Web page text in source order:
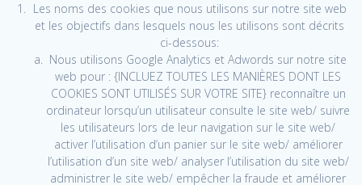
Les noms des cookies que nous utilisons sur notre site web
et les objectifs dans lesquels nous les utilisons sont décrits
ci-dessous:
Nous utilisons Google Analytics et Adwords sur notre site
web pour : {INCLUEZ TOUTES LES MANIÈRES DONT LES
COOKIES SONT UTILISÉS SUR VOTRE SITE} reconnaître un
ordinateur lorsqu’un utilisateur consulte le site web/ suivre
les utilisateurs lors de leur navigation sur le site web/
activer l’utilisation d’un panier sur le site web/ améliorer
l’utilisation d’un site web/ analyser l’utilisation du site web/
administrer le site web/ empêcher la fraude et améliorer